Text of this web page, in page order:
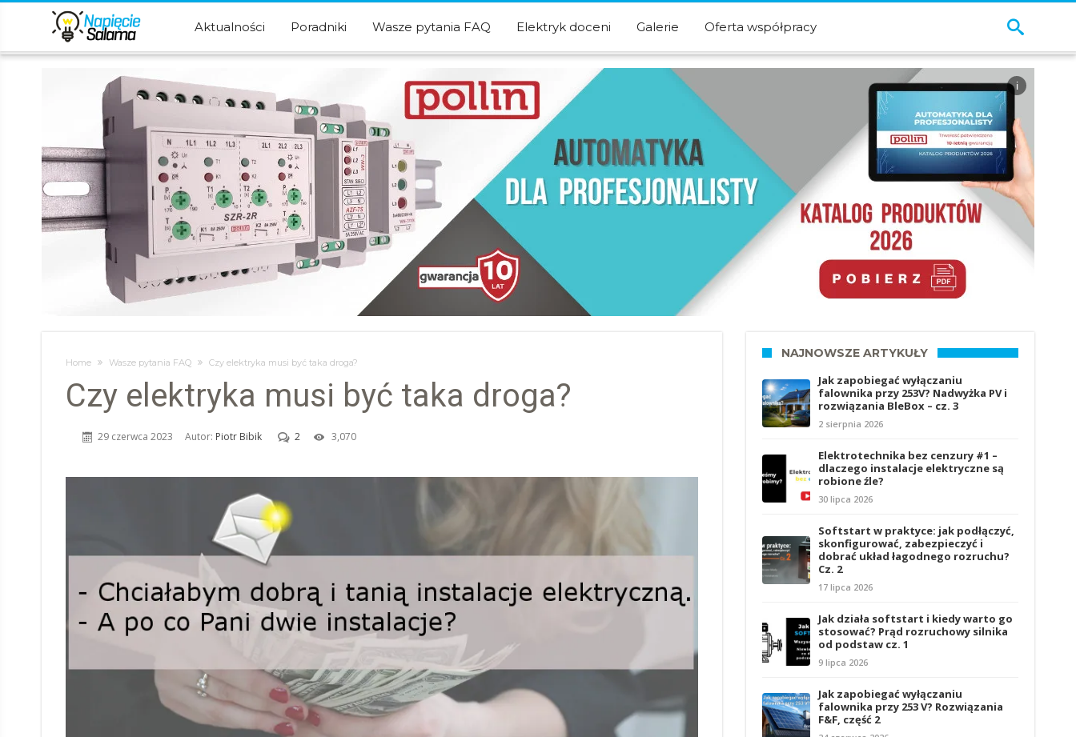
Aktualności Poradniki Wasze pytania FAQ Elektryk doceni Galerie Oferta współpracy
i
Home Wasze pytania FAQ Czy elektryka musi być taka droga?
Czy elektryka musi być taka droga?
Autor: Piotr Bibik
29 czerwca 2023 2 3,070
NAJNOWSZE ARTYKUŁY
Jak zapobiegać wyłączaniu
falownika przy 253V? Nadwyżka PV i
rozwiązania BleBox – cz. 3
2 sierpnia 2026
Elektrotechnika bez cenzury #1 –
dlaczego instalacje elektryczne są
robione źle?
30 lipca 2026
Softstart w praktyce: jak podłączyć,
skonfigurować, zabezpieczyć i
dobrać układ łagodnego rozruchu?
Cz. 2
17 lipca 2026
Jak działa softstart i kiedy warto go
stosować? Prąd rozruchowy silnika
od podstaw cz. 1
9 lipca 2026
Jak zapobiegać wyłączaniu
falownika przy 253 V? Rozwiązania
F&F, część 2